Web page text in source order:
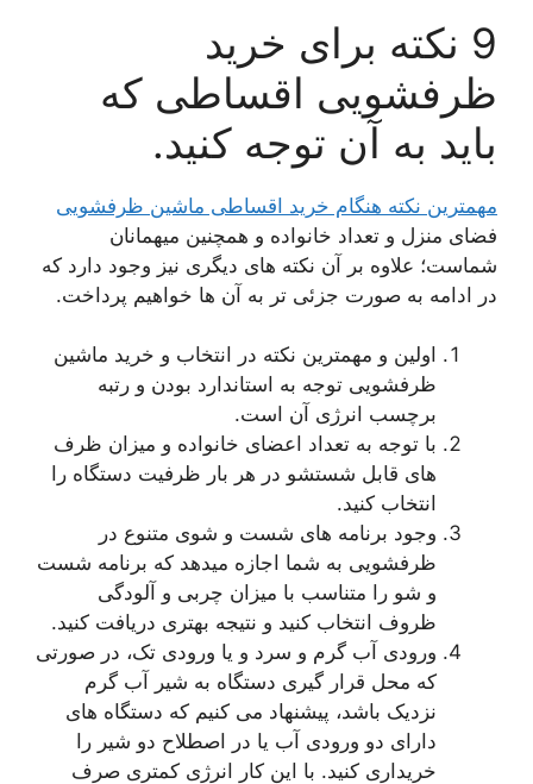
9 نکته برای خرید
ظرفشویی اقساطی که
باید به آن توجه کنید.
مهمترین نکته هنگام خرید اقساطی ماشین ظرفشویی
فضای منزل و تعداد خانواده و همچنین میهمانان
شماست؛ علاوه بر آن نکته های دیگری نیز وجود دارد که
در ادامه به صورت جزئی تر به آن ها خواهیم پرداخت.
اولین و مهمترین نکته در انتخاب و خرید ماشین
ظرفشویی توجه به استاندارد بودن و رتبه
برچسب انرژی آن است.
با توجه به تعداد اعضای خانواده و میزان ظرف
های قابل شستشو در هر بار ظرفیت دستگاه را
انتخاب کنید.
وجود برنامه های شست و شوی متنوع در
ظرفشویی به شما اجازه میدهد که برنامه شست
و شو را متناسب با میزان چربی و آلودگی
ظروف انتخاب کنید و نتیجه بهتری دریافت کنید.
ورودی آب گرم و سرد و یا ورودی تک، در صورتی
که محل قرار گیری دستگاه به شیر آب گرم
نزدیک باشد، پیشنهاد می کنیم که دستگاه های
دارای دو ورودی آب یا در اصطلاح دو شیر را
خریداری کنید. با این کار انرژی کمتری صرف